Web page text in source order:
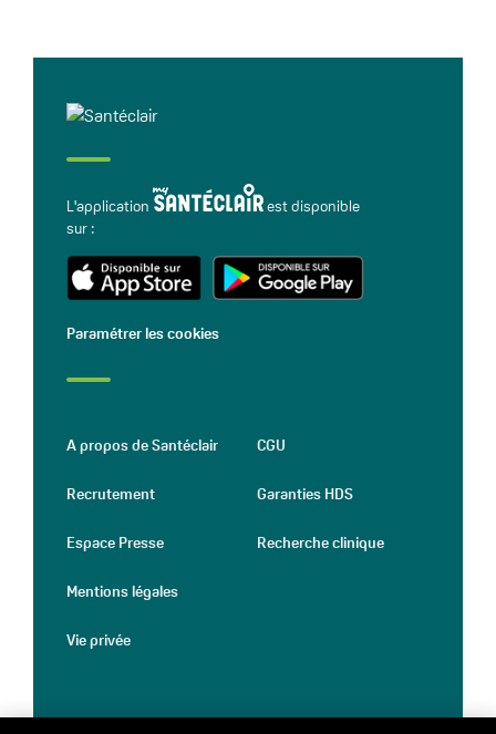
L'application
est disponible
sur :
Paramétrer les cookies
A propos de Santéclair
Recrutement
Espace Presse
Mentions légales
Vie privée
CGU
Garanties HDS
Recherche clinique